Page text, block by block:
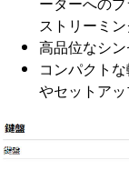
ストリーミ
高品位なシ
コンパクト
やセットア